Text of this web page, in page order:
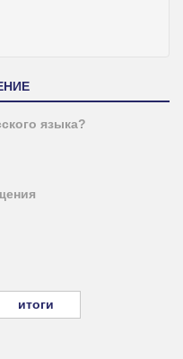
языка?
итоги